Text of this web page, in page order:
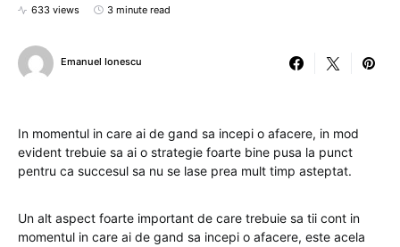
633 views 3 minute read
Emanuel Ionescu
In momentul in care ai de gand sa incepi o afacere, in mod
evident trebuie sa ai o strategie foarte bine pusa la punct
pentru ca succesul sa nu se lase prea mult timp asteptat.
Un alt aspect foarte important de care trebuie sa tii cont in
momentul in care ai de gand sa incepi o afacere, este acela